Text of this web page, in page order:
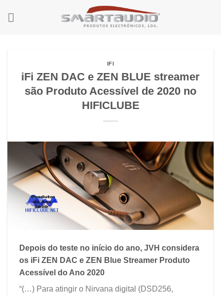
IFI
iFi ZEN DAC e ZEN BLUE streamer
são Produto Acessível de 2020 no
HIFICLUBE
Depois do teste no início do ano, JVH considera
os iFi ZEN DAC e ZEN Blue Streamer Produto
Acessível do Ano 2020
“(…) Para atingir o Nirvana digital (DSD256,